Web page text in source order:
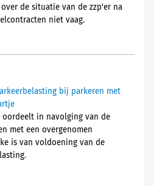
de situatie van de zzp'er na
niet vaag.
bij parkeren met
oordeelt in navolging van de
met een overgenomen
is van voldoening van de